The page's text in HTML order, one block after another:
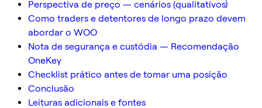
Perspectiva de preço — cenários (qualitativos)
Como traders e detentores de longo prazo devem
abordar o WOO
Nota de segurança e custódia — Recomendação
OneKey
Checklist prático antes de tomar uma posição
Conclusão
Leituras adicionais e fontes